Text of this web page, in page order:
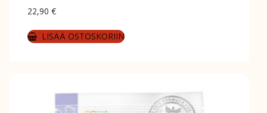
22,90 €
LISÄÄ OSTOSKORIIN